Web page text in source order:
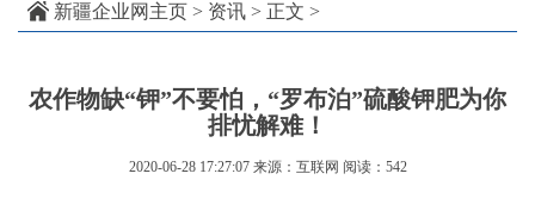
新疆企业网主页 > 资讯 > 正文 >
农作物缺“钾”不要怕，“罗布泊”硫酸钾肥为你
排忧解难！
2020-06-28 17:27:07 来源：互联网 阅读：542